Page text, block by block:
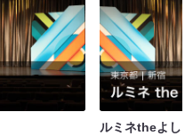
ルミネtheよし